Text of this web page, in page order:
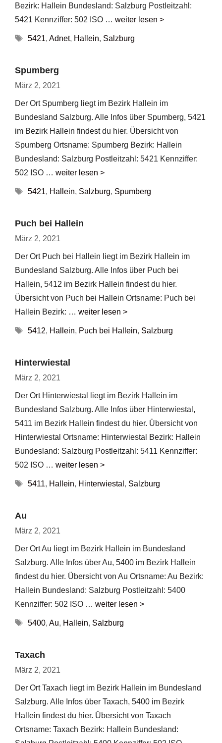
Bezirk: Hallein Bundesland: Salzburg Postleitzahl:
5421 Kennziffer: 502 ISO … weiter lesen >
Schlagwörter
5421, Adnet, Hallein, Salzburg
Spumberg
März 2, 2021
Der Ort Spumberg liegt im Bezirk Hallein im
Bundesland Salzburg. Alle Infos über Spumberg, 5421
im Bezirk Hallein findest du hier. Übersicht von
Spumberg Ortsname: Spumberg Bezirk: Hallein
Bundesland: Salzburg Postleitzahl: 5421 Kennziffer:
502 ISO … weiter lesen >
Schlagwörter
5421, Hallein, Salzburg, Spumberg
Puch bei Hallein
März 2, 2021
Der Ort Puch bei Hallein liegt im Bezirk Hallein im
Bundesland Salzburg. Alle Infos über Puch bei
Hallein, 5412 im Bezirk Hallein findest du hier.
Übersicht von Puch bei Hallein Ortsname: Puch bei
Hallein Bezirk: … weiter lesen >
Schlagwörter
5412, Hallein, Puch bei Hallein, Salzburg
Hinterwiestal
März 2, 2021
Der Ort Hinterwiestal liegt im Bezirk Hallein im
Bundesland Salzburg. Alle Infos über Hinterwiestal,
5411 im Bezirk Hallein findest du hier. Übersicht von
Hinterwiestal Ortsname: Hinterwiestal Bezirk: Hallein
Bundesland: Salzburg Postleitzahl: 5411 Kennziffer:
502 ISO … weiter lesen >
Schlagwörter
5411, Hallein, Hinterwiestal , Salzburg
Au
März 2, 2021
Der Ort Au liegt im Bezirk Hallein im Bundesland
Salzburg. Alle Infos über Au, 5400 im Bezirk Hallein
findest du hier. Übersicht von Au Ortsname: Au Bezirk:
Hallein Bundesland: Salzburg Postleitzahl: 5400
Kennziffer: 502 ISO … weiter lesen >
Schlagwörter
5400, Au, Hallein, Salzburg
Taxach
März 2, 2021
Der Ort Taxach liegt im Bezirk Hallein im Bundesland
Salzburg. Alle Infos über Taxach, 5400 im Bezirk
Hallein findest du hier. Übersicht von Taxach
Ortsname: Taxach Bezirk: Hallein Bundesland: